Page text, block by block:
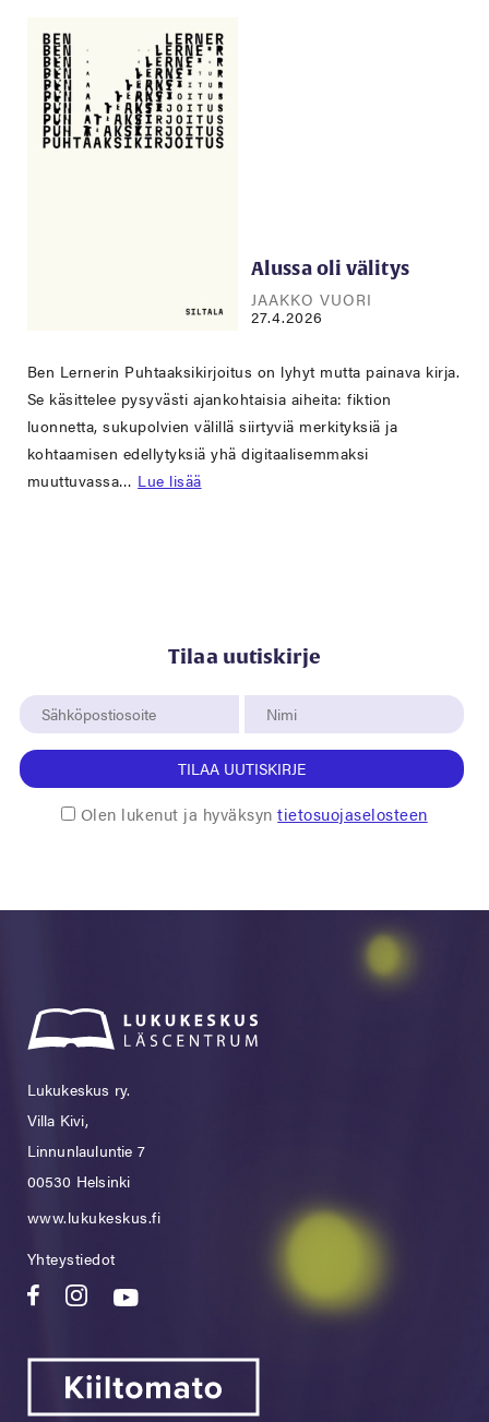
Alussa oli välitys
JAAKKO VUORI
27.4.2026
Ben Lernerin Puhtaaksikirjoitus on lyhyt mutta painava kirja.
Se käsittelee pysyvästi ajankohtaisia aiheita: fiktion
luonnetta, sukupolvien välillä siirtyviä merkityksiä ja
kohtaamisen edellytyksiä yhä digitaalisemmaksi
muuttuvassa… Lue lisää
Tilaa uutiskirje
TILAA UUTISKIRJE
Olen lukenut ja hyväksyntietosuojaselosteen
Lukukeskus ry.
Villa Kivi,
Linnunlauluntie 7
00530 Helsinki
www.lukukeskus.fi
Yhteystiedot